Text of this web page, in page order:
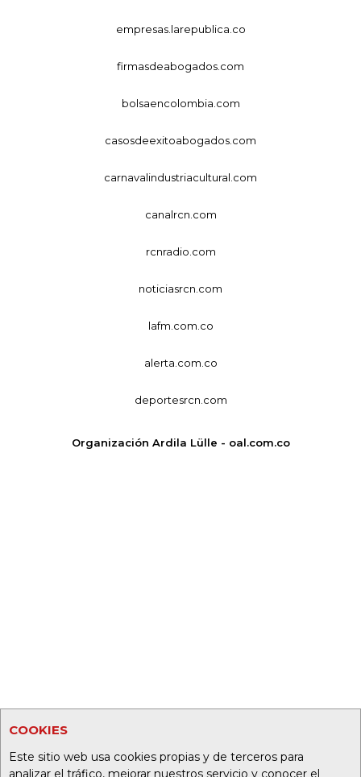
COOKIES
Este sitio web usa cookies propias y de terceros para
analizar el tráfico, mejorar nuestros servicio y conocer el
empresas.larepublica.co
firmasdeabogados.com
bolsaencolombia.com
casosdeexitoabogados.com
carnavalindustriacultural.com
canalrcn.com
rcnradio.com
noticiasrcn.com
lafm.com.co
alerta.com.co
deportesrcn.com
Organización Ardila Lülle - oal.com.co